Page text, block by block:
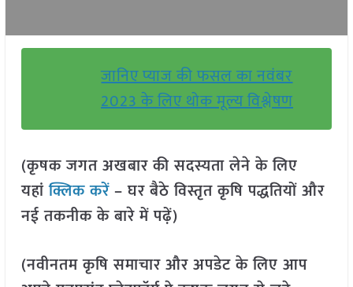
जानिए प्याज की फसल का नवंबर
2023 के लिए थोक मूल्य विश्लेषण
(कृषक जगत अखबार की सदस्यता लेने के लिए
यहांक्लिक करें– घर बैठे विस्तृत कृषि पद्धतियों और
नई तकनीक के बारे में पढ़ें)
(नवीनतम कृषि समाचार और अपडेट के लिए आप